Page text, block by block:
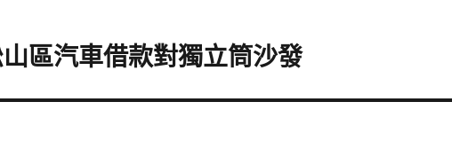
區汽車借款對獨立筒沙發